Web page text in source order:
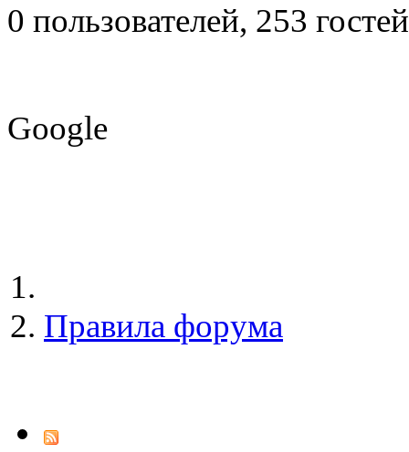
0 пользователей, 253
Google
Правила форума